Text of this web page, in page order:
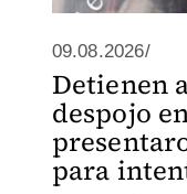
09.08.2026/
Detienen
despojo
para